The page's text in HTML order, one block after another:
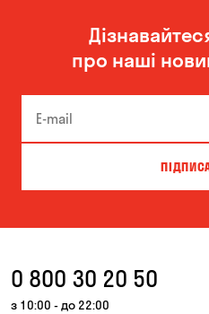
про наші
0 800 30 20 50
з 10:00 - до 22:00